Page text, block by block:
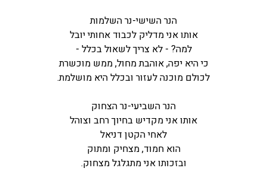
הנר השישי-נר השלמות
אותו אני מדליק לכבוד אחותי יובל
למה? - לא צריך לשאול בכלל -
כי היא יפה, אוהבת מחול, ממש מוכשרת
לכולם מוכנה לעזור ובכלל היא מושלמת.
הנר השביעי-נר הצחוק
אותו אני מקדיש בחיוך רחב וצוהל
לאחי הקטן דניאל
הוא חמוד, מצחיק ומתוק
ובזכותו אני מתגלגל מצחוק.